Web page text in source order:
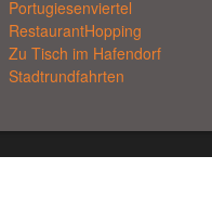
Portugiesenviertel
RestaurantHopping
Zu Tisch im Hafendorf
Stadtrundfahrten